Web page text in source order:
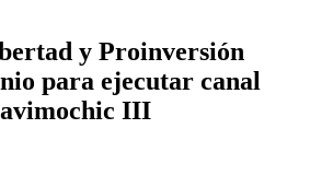
y Proinversión
para ejecutar canal
III